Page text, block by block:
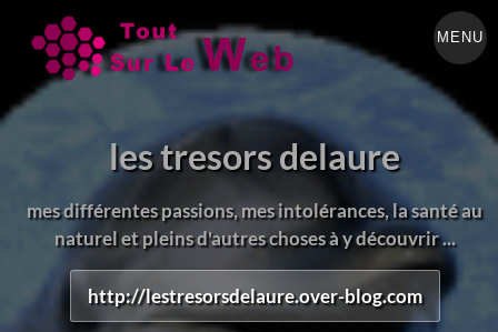
MENU
les tresors delaure
mes différentes passions, mes intolérances, la santé au
naturel et pleins d'autres choses à y découvrir ...
http://lestresorsdelaure.over-blog.com